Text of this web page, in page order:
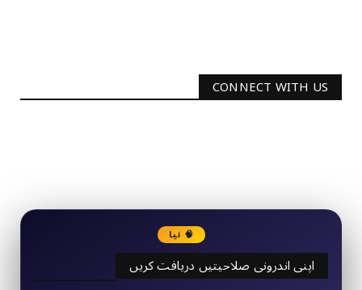
CONNECT WITH US
🧠 نیا
اپنی اندرونی صلاحیتیں دریافت کریں